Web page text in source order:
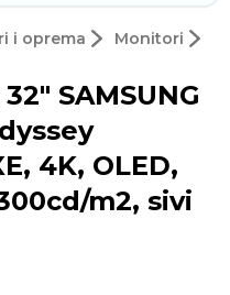
i oprema Monitori
SAMSUNG
4K, OLED,
m2, sivi